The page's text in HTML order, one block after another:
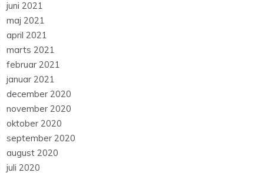
juni 2021
maj 2021
april 2021
marts 2021
februar 2021
januar 2021
december 2020
november 2020
oktober 2020
september 2020
august 2020
juli 2020